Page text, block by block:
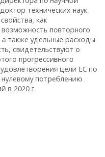
технических наук
как
возможность повторного
также удельные расходы
свидетельствуют о
прогрессивного
цели ЕС по
потреблению
в 2020 г.